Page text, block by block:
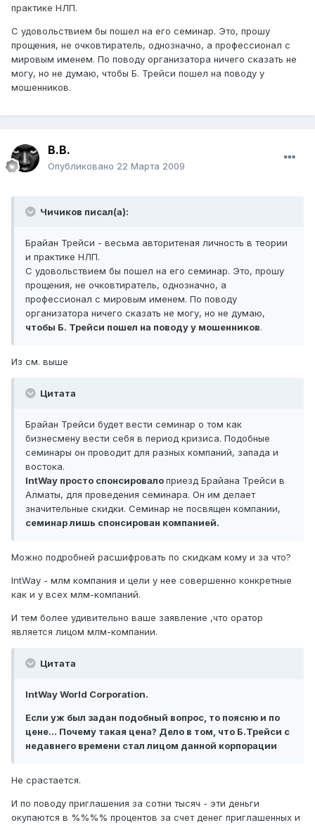
практике НЛП.
С удовольствием бы пошел на его семинар. Это, прошу
прощения, не очковтиратель, однозначно, а профессионал с
мировым именем. По поводу организатора ничего сказать не
могу, но не думаю, чтобы Б. Трейси пошел на поводу у
мошенников.
В.В.
Опубликовано 22 Марта 2009
Чичиков писал(а):
Брайан Трейси - весьма авторитеная личность в теории
и практике НЛП.
С удовольствием бы пошел на его семинар. Это, прошу
прощения, не очковтиратель, однозначно, а
профессионал с мировым именем. По поводу
организатора ничего сказать не могу, но не думаю,
чтобы Б. Трейси пошел на поводу у мошенников.
Из см. выше
Цитата
Брайан Трейси будет вести семинар о том как
бизнесмену вести себя в период кризиса. Подобные
семинары он проводит для разных компаний, запада и
востока.
IntWay просто спонсировалоприезд Брайана Трейси в
Алматы, для проведения семинара. Он им делает
значительные скидки. Семинар не посвящен компании,
семинар лишь спонсирован компанией.
Можно подробней расшифровать по скидкам кому и за что?
IntWay - млм компания и цели у нее совершенно конкретные
как и у всех млм-компаний.
И тем более удивительно ваше заявление ,что оратор
является лицом млм-компании.
Цитата
IntWay World Corporation.
Если уж был задан подобный вопрос, то поясню и по
цене... Почему такая цена? Дело в том, что Б.Трейси с
недавнего времени стал лицом данной корпорации
Не срастается.
И по поводу приглашения за сотни тысяч - эти деньги
окупаются в %%%% процентов за счет денег приглашенных и